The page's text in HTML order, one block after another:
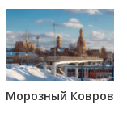
Морозный Ковров